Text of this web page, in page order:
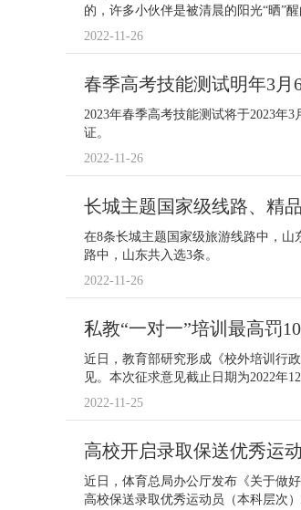
的，许多小伙伴是被清晨的阳光“晒”醒
2022-11-26
春季高考技能测试明年3月
2023年春季高考技能测试将于2023年
证。
2022-11-26
长城主题国家级线路、精
在8条长城主题国家级旅游线路中，
路中，山东共入选3条。
2022-11-26
私教“一对一”培训最高罚
近日，教育部研究形成《校外培训行
见。本次征求意见截止日期为2022年12
2022-11-25
高校开启录取保送优秀运
近日，体育总局办公厅发布《关于做
高校保送录取优秀运动员（本科层次）